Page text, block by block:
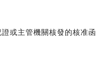
或主管機關核發的核准函